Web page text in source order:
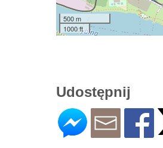
500 m
1000 ft
Udostępnij